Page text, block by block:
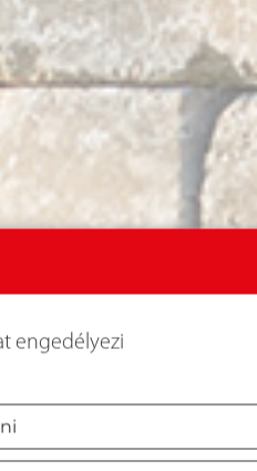
engedélyezi